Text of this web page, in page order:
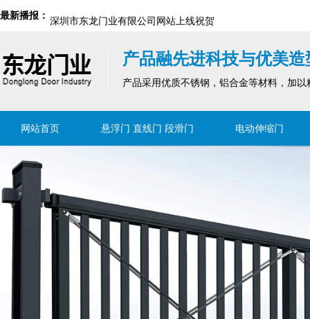
最新播报：
深圳市东龙门业有限公司网站上线祝贺
深圳市东龙门业有限公司网站上线祝贺
产品融先进科技与优美
产品采用优质不锈钢，铝合金等材料，加
网站首页 悬浮门 直线门 段滑门 电动伸缩门